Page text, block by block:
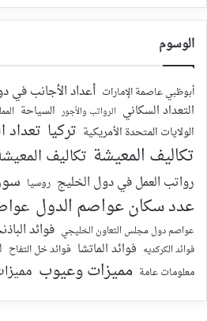
الوسوم
أبوظبي عاصمة الإمارات أعداد الأجانب في
التعداد السكاني الرواتب والأجور السياحة
الولايات المتحدة الأمريكية تركيا تعداد
تكاليف المعيشة تكاليف
رواتب العمل في دول الخليج روسيا
عدد سكان عواصم الدول
عواصم دول مجلس التعاون الخليجي فوائد
فوائد الكركديه فوائد الماتشا فوائد خل التفاح
معلومات عامة مميزات وعيوب